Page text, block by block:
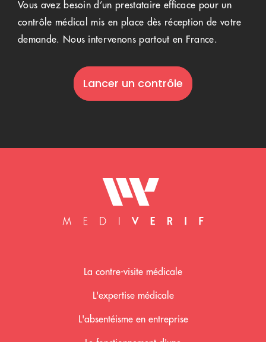
Vous avez besoin d’un prestataire efficace pour un
contrôle médical mis en place dès réception de votre
demande. Nous intervenons partout en France.
Lancer un contrôle
La contre-visite médicale
L'expertise médicale
L'absentéisme en entreprise